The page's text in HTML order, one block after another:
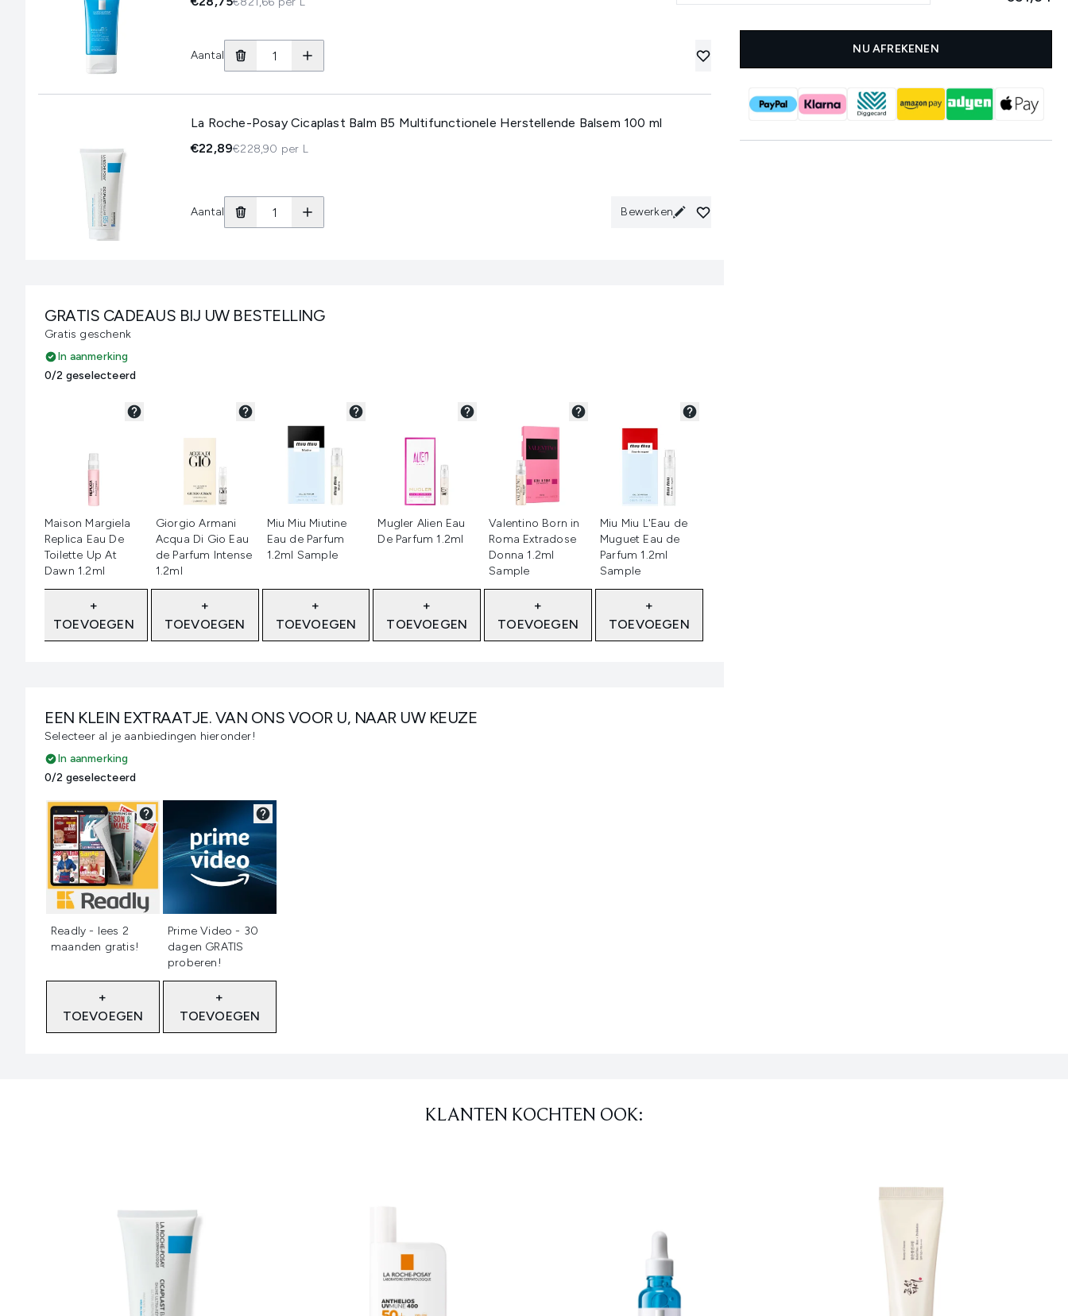
Aantal
La Roche-Posay Cicaplast Balm B5 Multifunctionele Herstellende Balsem 100 ml
€22,89€228,90 per L
Aantal Bewerken
GRATIS CADEAUS BIJ UW BESTELLING
Gratis geschenk
In aanmerking
0/2 geselecteerd
Maison Margiela
Replica Eau De
Toilette Up At
Dawn 1.2ml
+
TOEVOEGEN
Giorgio Armani
Acqua Di Gio Eau
de Parfum Intense
1.2ml
+
TOEVOEGEN
Miu Miu Miutine
Eau de Parfum
1.2ml Sample
+
TOEVOEGEN
Mugler Alien Eau
De Parfum 1.2ml
+
TOEVOEGEN
Valentino Born in
Roma Extradose
Donna 1.2ml
Sample
+
TOEVOEGEN
Miu Miu L'Eau de
Muguet Eau de
Parfum 1.2ml
Sample
+
TOEVOEGEN
EEN KLEIN EXTRAATJE. VAN ONS VOOR U, NAAR UW KEUZE
Selecteer al je aanbiedingen hieronder!
In aanmerking
0/2 geselecteerd
Readly - lees 2
maanden gratis!
+
TOEVOEGEN
Prime Video - 30
dagen GRATIS
proberen!
+
TOEVOEGEN
NU AFREKENEN
KLANTEN KOCHTEN OOK: